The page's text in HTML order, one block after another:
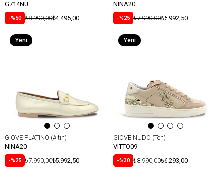
G714NU
%50 ₺4.495,00
₺8.990,00
NINA20
%25 ₺5.992,50
₺7.990,00
GIOVE PLATINO (Altın)
NINA20
%25 ₺5.992,50
₺7.990,00
Yeni
GIOVE NUDO (Ten)
VITTO09
%30 ₺6.293,00
₺8.990,00
Yeni